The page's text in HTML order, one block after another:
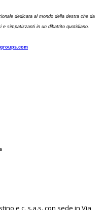
dedicata al mondo della destra che da
e simpatizzanti in un dibattito quotidiano.
e c. s.a.s. con sede in Via